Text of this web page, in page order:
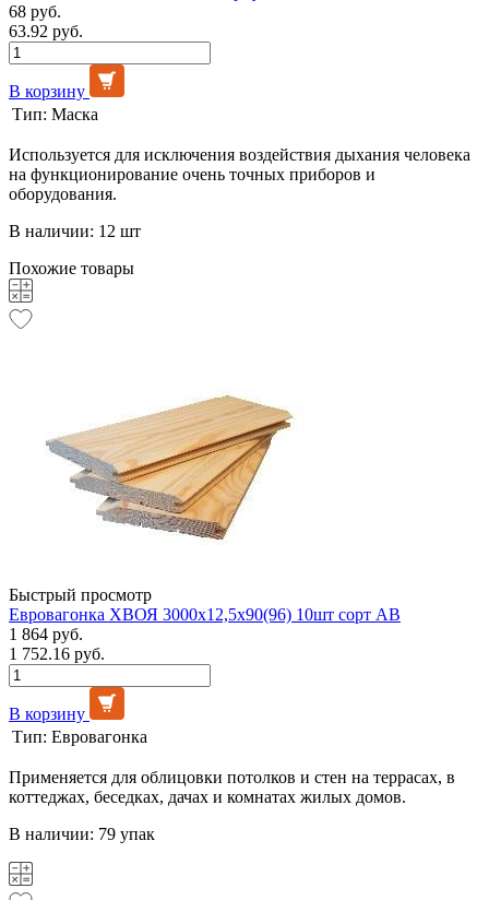
68 руб.
63.92 руб.
В корзину
Тип: Маска
Используется для исключения воздействия дыхания человека
на функционирование очень точных приборов и
оборудования.
В наличии: 12 шт
Похожие товары
Быстрый просмотр
Евровагонка ХВОЯ 3000х12,5х90(96) 10шт сорт АВ
1 864 руб.
1 752.16 руб.
В корзину
Тип: Евровагонка
Применяется для облицовки потолков и стен на террасах, в
коттеджах, беседках, дачах и комнатах жилых домов.
В наличии: 79 упак